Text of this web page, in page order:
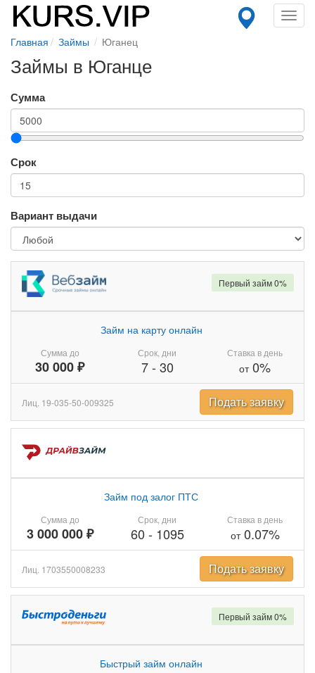
Главная Займы Юганец
Займы в Юганце
Сумма
Срок
Вариант выдачи
Сумма до
30 000 ₽
Займ на карту онлайн
Срок, дни
7- 30
Ставка в день
от0%
Первый займ 0%
Лиц. 19-035-50-009325 Подать заявку
Сумма до
3 000 000 ₽
Займ под залог ПТС
Срок, дни
60 - 1095
Ставка в день
от0.07%
Лиц. 1703550008233 Подать заявку
Быстрый займ онлайн
Первый займ 0%